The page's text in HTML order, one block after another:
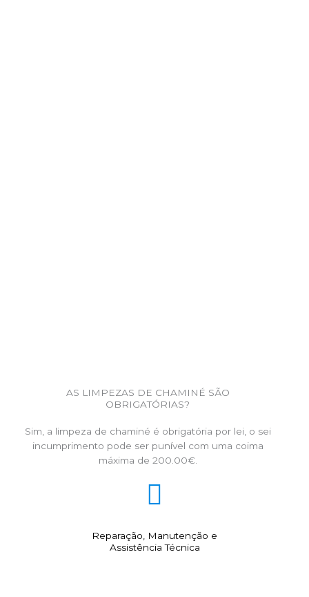
AS LIMPEZAS DE CHAMINÉ SÃO
OBRIGATÓRIAS?
Sim, a limpeza de chaminé é obrigatória por lei, o sei
incumprimento pode ser punível com uma coima
máxima de 200.00€.
Reparação, Manutenção e
Assistência Técnica